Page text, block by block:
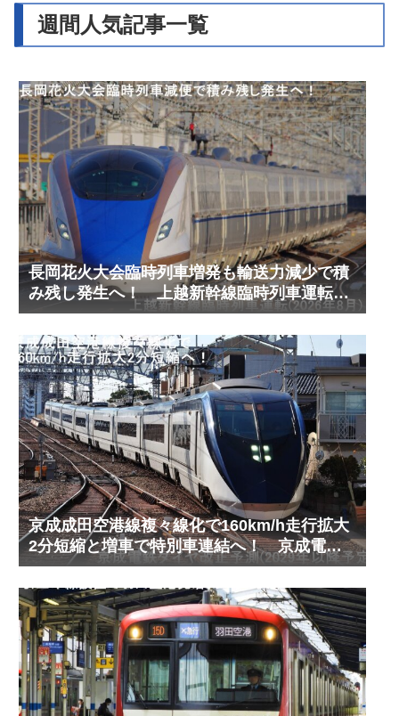
週間人気記事一覧
長岡花火大会臨時列車増発も輸送力減少で積
み残し発生へ！ 上越新幹線臨時列車運転
(2026年8月)
京成成田空港線複々線化で160km/h走行拡大
2分短縮と増車で特別車連結へ！ 京成電鉄
ダイヤ改正予測(2029年以降予定)